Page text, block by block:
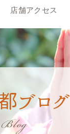
店舗アクセス
ブログ
Blog